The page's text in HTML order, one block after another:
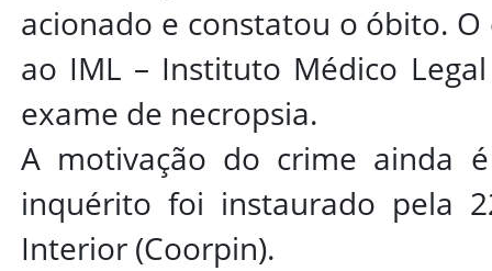
acionado e constatou o óbito.
ao IML – Instituto Médico
exame de necropsia.
A motivação do crime ainda
inquérito foi instaurado pela
Interior (Coorpin).